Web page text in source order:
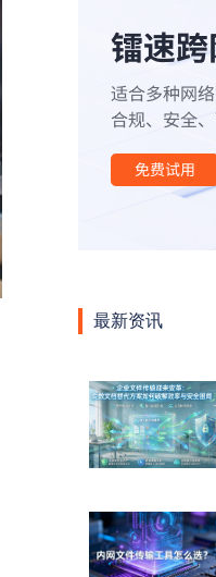
高速传输软件 | 传
外贸行业 |
| 网络 | 高
文件同步传输
数据交换 |
署
| ftp传输替代方
传输校验
| 远距离
安全外发
| 局域网
升级
| 跨网文件传
行传输
| Serv-U替
最新资讯